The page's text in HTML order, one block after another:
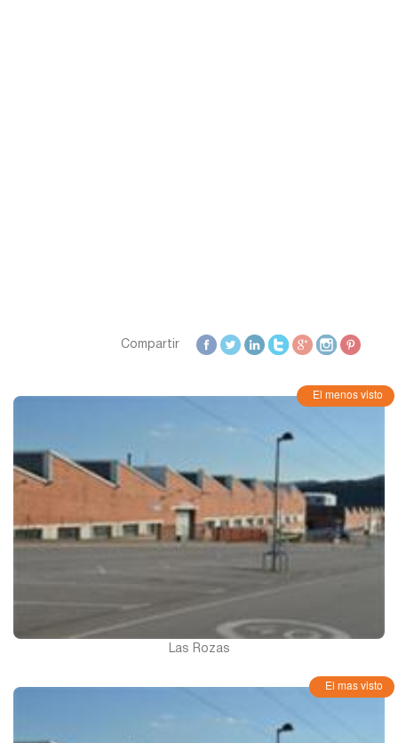
Compartir
El menos visto
Las Rozas
El mas visto